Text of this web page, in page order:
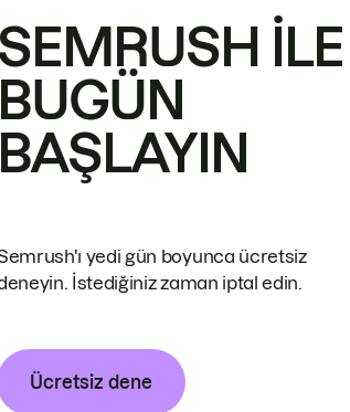
SEMRUSH ILE
BUGÜN
BAŞLAYIN
yedi gün boyunca ücretsiz
İstediğiniz zaman iptal edin.
Ücretsiz dene